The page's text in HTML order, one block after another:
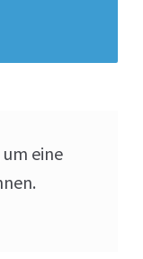
um eine